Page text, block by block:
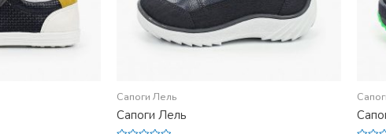
Сапоги Лель
Сапоги Лель